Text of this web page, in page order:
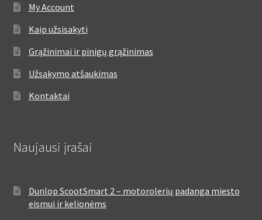
My Account
Kaip užsisakyti
Grąžinimai ir pinigų grąžinimas
Užsakymo atšaukimas
Kontaktai
Naujausi įrašai
Dunlop ScootSmart 2 – motorolerių padanga miesto
eismui ir kelionėms